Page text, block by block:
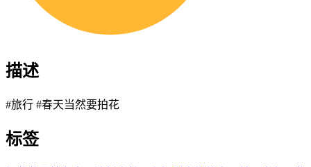
描述
#旅行 #春天当然要拍花
标签